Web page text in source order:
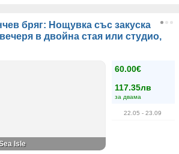
бряг: Нощувка със закуска
в двойна стая или студио,
60.00€
117.35лв
за двама
22.05 - 23.09
Isle